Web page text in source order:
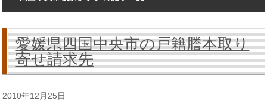
愛媛県四国中央市の戸籍謄本取り
寄せ請求先
2010年12月25日